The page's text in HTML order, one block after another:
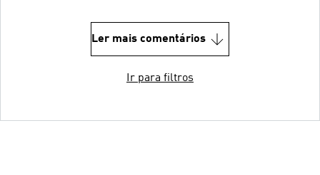
Ler mais comentários
Ir para filtros